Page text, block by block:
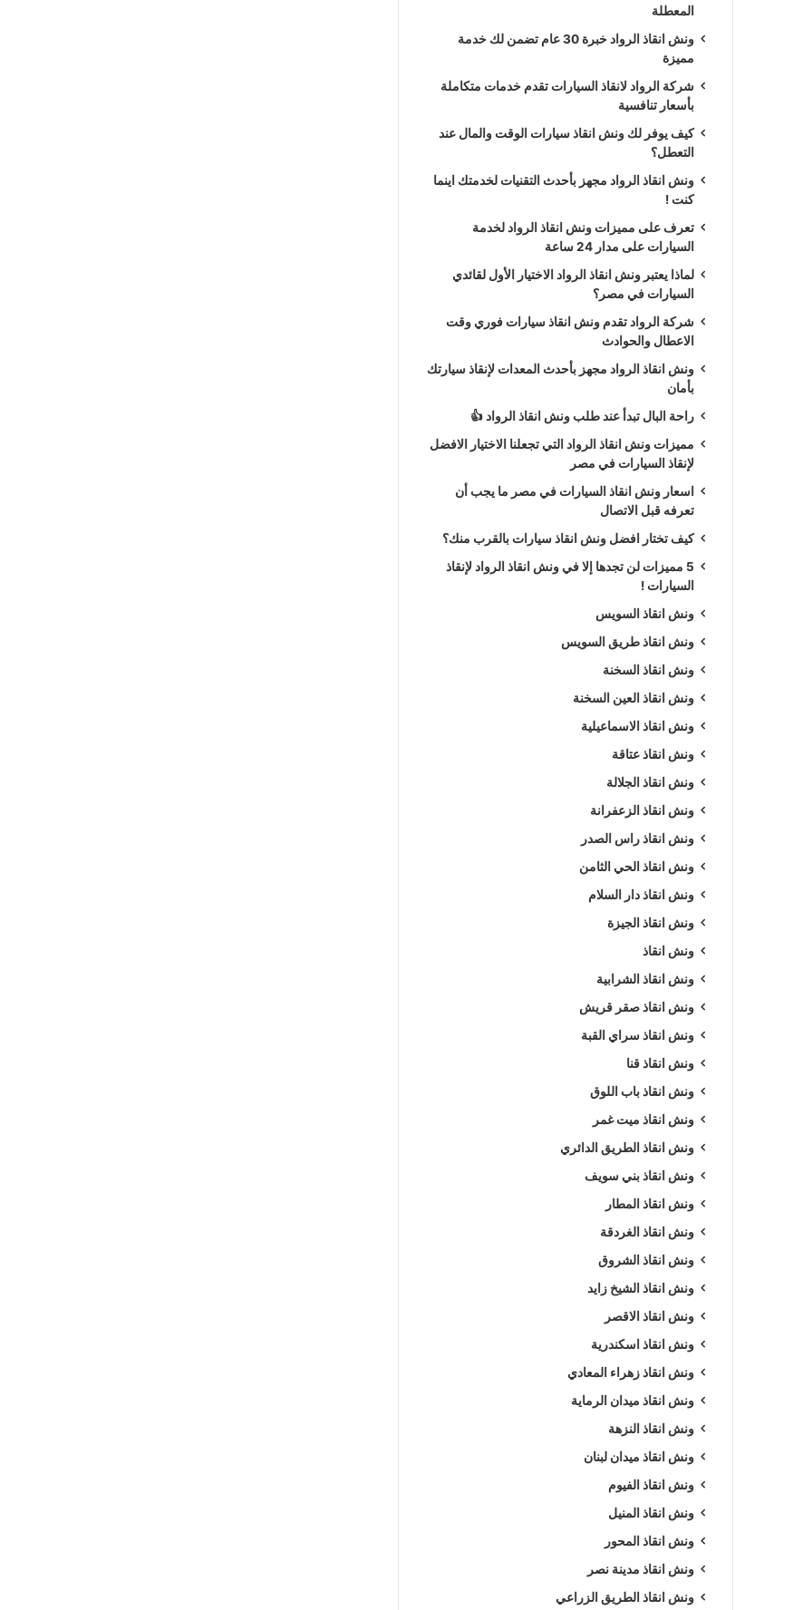
المعطلة
ونش انقاذ الرواد خبرة 30 عام تضمن لك خدمة
مميزة
شركة الرواد لانقاذ السيارات تقدم خدمات متكاملة
بأسعار تنافسية
كيف يوفر لك ونش انقاذ سيارات الوقت والمال عند
التعطل؟
ونش انقاذ الرواد مجهز بأحدث التقنيات لخدمتك اينما
كنت !
تعرف على مميزات ونش انقاذ الرواد لخدمة
السيارات على مدار 24 ساعة
لماذا يعتبر ونش انقاذ الرواد الاختيار الأول لقائدي
السيارات في مصر؟
شركة الرواد تقدم ونش انقاذ سيارات فوري وقت
الاعطال والحوادث
ونش انقاذ الرواد مجهز بأحدث المعدات لإنقاذ سيارتك
بأمان
راحة البال تبدأ عند طلب ونش انقاذ الرواد 👍
مميزات ونش انقاذ الرواد التي تجعلنا الاختيار الافضل
لإنقاذ السيارات في مصر
اسعار ونش انقاذ السيارات في مصر ما يجب أن
تعرفه قبل الاتصال
كيف تختار افضل ونش انقاذ سيارات بالقرب منك؟
5 مميزات لن تجدها إلا في ونش انقاذ الرواد لإنقاذ
السيارات !
ونش انقاذ السويس
ونش انقاذ طريق السويس
ونش انقاذ السخنة
ونش انقاذ العين السخنة
ونش انقاذ الاسماعيلية
ونش انقاذ عتاقة
ونش انقاذ الجلالة
ونش انقاذ الزعفرانة
ونش انقاذ راس الصدر
ونش انقاذ الحي الثامن
ونش انقاذ دار السلام
ونش انقاذ الجيزة
ونش انقاذ
ونش انقاذ الشرابية
ونش انقاذ صقر قريش
ونش انقاذ سراي القبة
ونش انقاذ قنا
ونش انقاذ باب اللوق
ونش انقاذ ميت غمر
ونش انقاذ الطريق الدائري
ونش انقاذ بني سويف
ونش انقاذ المطار
ونش انقاذ الغردقة
ونش انقاذ الشروق
ونش انقاذ الشيخ زايد
ونش انقاذ الاقصر
ونش انقاذ اسكندرية
ونش انقاذ زهراء المعادي
ونش انقاذ ميدان الرماية
ونش انقاذ النزهة
ونش انقاذ ميدان لبنان
ونش انقاذ الفيوم
ونش انقاذ المنيل
ونش انقاذ المحور
ونش انقاذ مدينة نصر
ونش انقاذ الطريق الزراعي